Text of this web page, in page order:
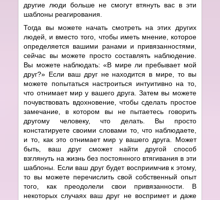
другие люди больше не смогут втянуть вас в эти
шаблоны реагирования.
Тогда вы можете начать смотреть на этих других
людей, и вместо того, чтобы иметь мнение, которое
определяется вашими ранами и привязанностями,
сейчас вы можете просто составлять наблюдение.
Вы можете наблюдать: «В мире ли пребывает мой
друг?» Если ваш друг не находится в мире, то вы
можете попытаться настроиться интуитивно на то,
что отнимает мир у вашего друга. Затем вы можете
почувствовать вдохновение, чтобы сделать простое
замечание, в котором вы не пытаетесь говорить
другому человеку, что делать. Вы просто
констатируете своими словами то, что наблюдаете,
и то, как это отнимает мир у вашего друга. Может
быть, ваш друг сможет найти другой способ
взглянуть на жизнь без постоянного втягивания в эти
шаблоны. Если ваш друг будет восприимчив к этому,
то вы можете перечислить свой собственный опыт
того, как преодолели свои привязанности. В
некоторых случаях ваш друг не воспримет и даже